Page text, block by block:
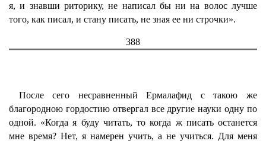
я, и знавши риторику, не написал бы ни на волос лучше
того, как писал, и стану писать, не зная ее ни строчки».
388
После сего несравненный Ермалафид с такою же
благородною гордостию отвергал все другие науки одну по
одной. «Когда я буду читать, то когда ж писать останется
мне время? Нет, я намерен учить, а не учиться. Для меня